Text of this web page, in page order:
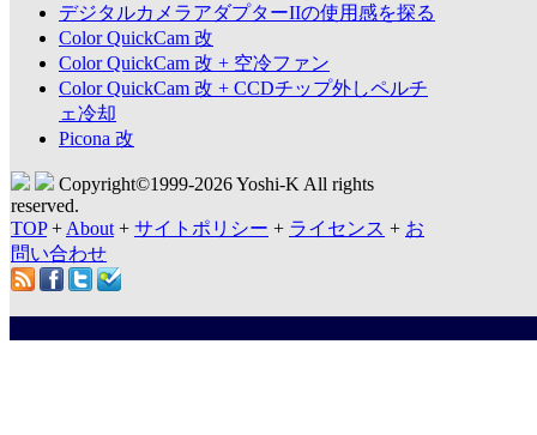
デジタルカメラアダプターIIの使用感を探る
Color QuickCam 改
Color QuickCam 改 + 空冷ファン
Color QuickCam 改 + CCDチップ外しペルチ
ェ冷却
Picona 改
Copyright©1999-2026 Yoshi-K All rights
reserved.
TOP+ About + サイトポリシー + ライセンス + お
問い合わせ